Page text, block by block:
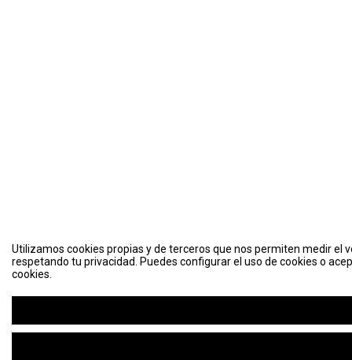
Utilizamos cookies propias y de terceros que nos permiten medir el
respetando tu privacidad. Puedes configurar el uso de cookies o
cookies.